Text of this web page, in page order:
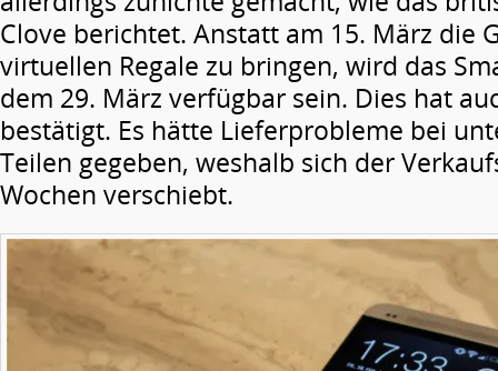
Clove berichtet. Anstatt am 15. März die
virtuellen Regale zu bringen, wird das
dem 29. März verfügbar sein. Dies hat
bestätigt. Es hätte Lieferprobleme bei
Teilen gegeben, weshalb sich der
Wochen verschiebt.